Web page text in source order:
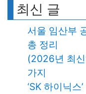
최신 글
서울 임산부
총 정리
(2026년 최
가지
‘SK 하이닉